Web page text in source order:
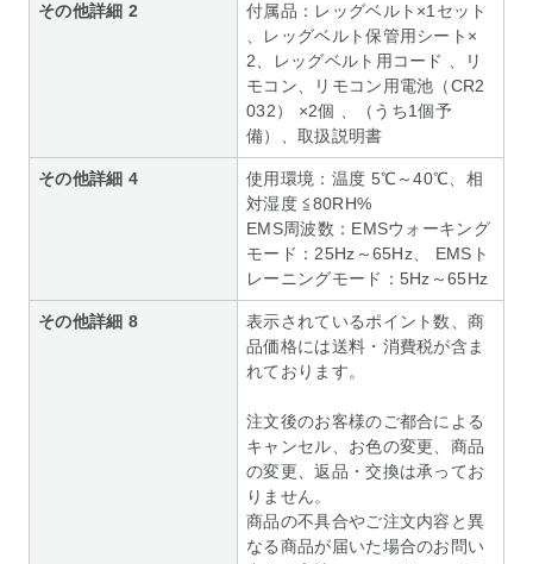
その他詳細 2
付属品：レッグベルト×1セット
、レッグベルト保管用シート×
2、レッグベルト用コード 、リ
モコン、リモコン用電池（CR2
032） ×2個 、（うち1個予
備）、取扱説明書
その他詳細 4
使用環境：温度 5℃～40℃、相
対湿度 ≦80RH%
EMS周波数：EMSウォーキング
モード：25Hz～65Hz、 EMSト
レーニングモード：5Hz～65Hz
その他詳細 8
表示されているポイント数、商
品価格には送料・消費税が含ま
れております。
注文後のお客様のご都合による
キャンセル、お色の変更、商品
の変更、返品・交換は承ってお
りません。
商品の不具合やご注文内容と異
なる商品が届いた場合のお問い